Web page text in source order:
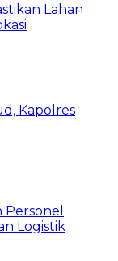
Lahan
Kapolres
Logistik